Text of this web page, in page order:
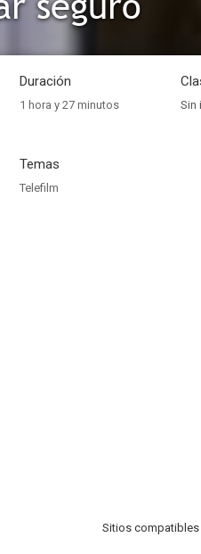
Duración
1 hora y 27 minutos Sin
Temas
Telefilm
Sitios compatibles